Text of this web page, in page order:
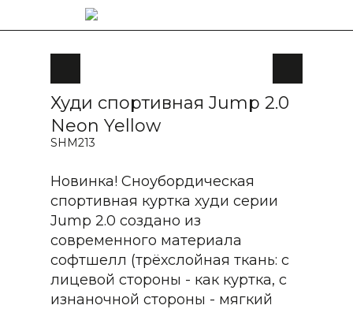
Худи спортивная Jump 2.0
Neon Yellow
SHM213
Новинка! Сноубордическая
спортивная куртка худи серии
Jump 2.0 создано из
современного материала
софтшелл (трёхслойная ткань: с
лицевой стороны - как куртка, с
изнаночной стороны - мягкий